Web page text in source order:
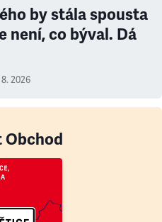
by stála spousta
není, co býval. Dá
2026
Obchod